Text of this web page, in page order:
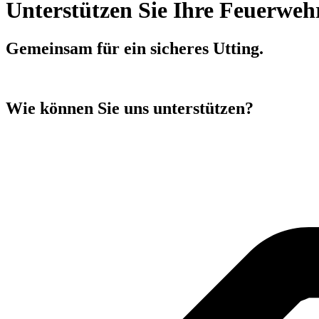
Unterstützen Sie Ihre
Gemeinsam für ein sicheres Utting.
Wie können Sie uns unterstützen?